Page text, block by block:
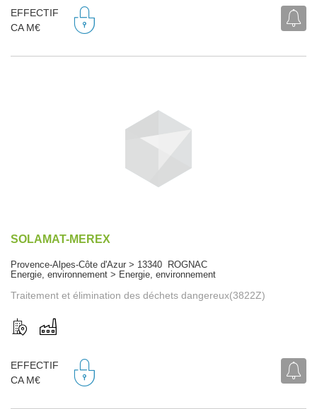
EFFECTIF
CA M€
SOLAMAT-MEREX
Provence-Alpes-Côte d'Azur > 13340 ROGNAC
Energie, environnement > Energie, environnement
Traitement et élimination des déchets dangereux(3822Z)
EFFECTIF
CA M€